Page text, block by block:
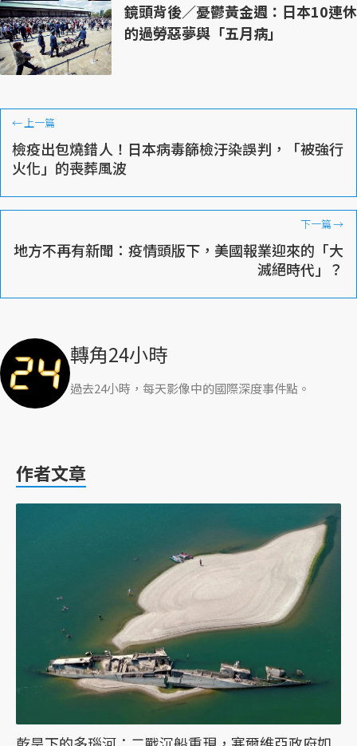
鏡頭背後／憂鬱黃金週：日本10連休
的過勞惡夢與「五月病」
←上一篇
檢疫出包燒錯人！日本病毒篩檢汙染誤判，「被強行
火化」的喪葬風波
下一篇→
地方不再有新聞：疫情頭版下，美國報業迎來的「大
滅絕時代」？
轉角24小時
過去24小時，每天影像中的國際深度事件點。
作者文章